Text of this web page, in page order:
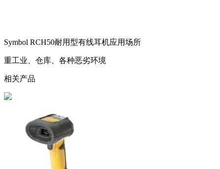
Symbol RCH50耐用型有线耳机应用场所
重工业、仓库、各种恶劣环境
相关产品